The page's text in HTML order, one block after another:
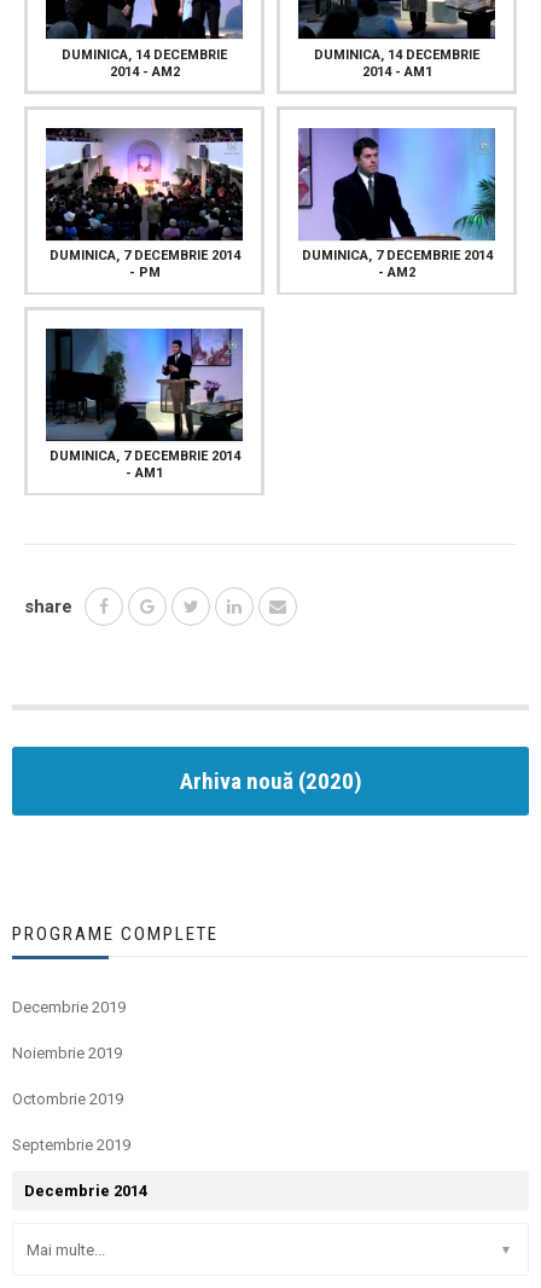
DUMINICA, 14 DECEMBRIE
2014 - AM2
DUMINICA, 14 DECEMBRIE
2014 - AM1
DUMINICA, 7 DECEMBRIE 2014
- PM
DUMINICA, 7 DECEMBRIE 2014
- AM2
DUMINICA, 7 DECEMBRIE 2014
- AM1
share
Arhiva nouă (2020)
PROGRAME COMPLETE
Decembrie 2019
Noiembrie 2019
Octombrie 2019
Septembrie 2019
Decembrie 2014
Mai multe...